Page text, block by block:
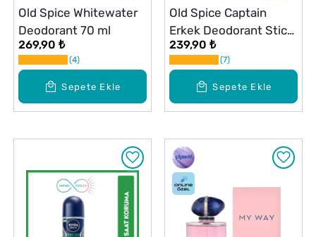
Sepete Ekle
Old Spice Whitewater
Deodorant 70 ml
269,90 ₺
4
Sepete Ekle
Old Spice Captain
Erkek Deodorant Stick
50 ml
239,90 ₺
7